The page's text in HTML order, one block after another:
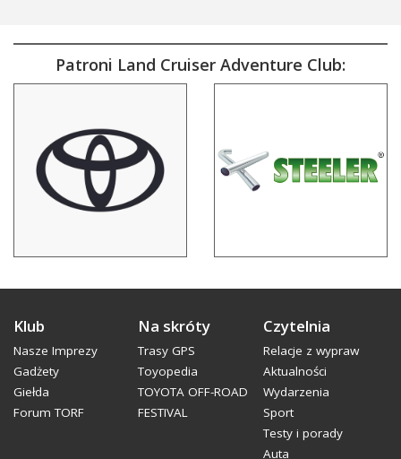
Patroni Land Cruiser Adventure Club:
Klub
Nasze Imprezy
Gadżety
Giełda
Forum TORF
Na skróty
Trasy GPS
Toyopedia
TOYOTA OFF-ROAD
FESTIVAL
Czytelnia
Relacje z wypraw
Aktualności
Wydarzenia
Sport
Testy i porady
Auta